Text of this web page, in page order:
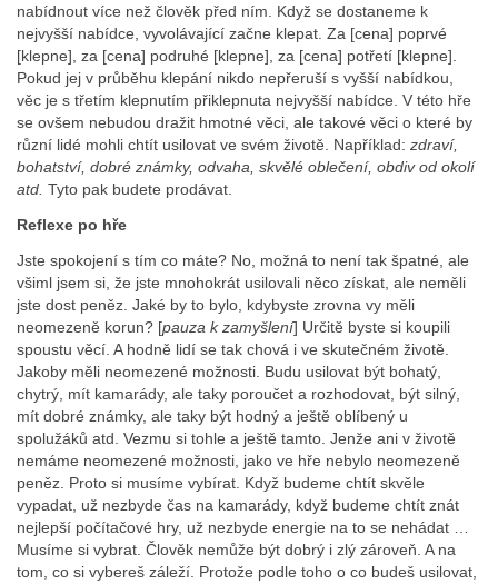
nabídnout více než člověk před ním. Když se dostaneme k
nejvyšší nabídce, vyvolávající začne klepat. Za [cena] poprvé
[klepne], za [cena] podruhé [klepne], za [cena] potřetí [klepne].
Pokud jej v průběhu klepání nikdo nepřeruší s vyšší nabídkou,
věc je s třetím klepnutím přiklepnuta nejvyšší nabídce. V této hře
se ovšem nebudou dražit hmotné věci, ale takové věci o které by
různí lidé mohli chtít usilovat ve svém životě. Například: zdraví,
bohatství, dobré známky, odvaha, skvělé oblečení, obdiv od okolí
atd. Tyto pak budete prodávat.
Reflexe po hře
Jste spokojení s tím co máte? No, možná to není tak špatné, ale
všiml jsem si, že jste mnohokrát usilovali něco získat, ale neměli
jste dost peněz. Jaké by to bylo, kdybyste zrovna vy měli
neomezeně korun? [pauza k zamyšlení] Určitě byste si koupili
spoustu věcí. A hodně lidí se tak chová i ve skutečném životě.
Jakoby měli neomezené možnosti. Budu usilovat být bohatý,
chytrý, mít kamarády, ale taky poroučet a rozhodovat, být silný,
mít dobré známky, ale taky být hodný a ještě oblíbený u
spolužáků atd. Vezmu si tohle a ještě tamto. Jenže ani v životě
nemáme neomezené možnosti, jako ve hře nebylo neomezeně
peněz. Proto si musíme vybírat. Když budeme chtít skvěle
vypadat, už nezbyde čas na kamarády, když budeme chtít znát
nejlepší počítačové hry, už nezbyde energie na to se nehádat …
Musíme si vybrat. Člověk nemůže být dobrý i zlý zároveň. A na
tom, co si vybereš záleží. Protože podle toho o co budeš usilovat,